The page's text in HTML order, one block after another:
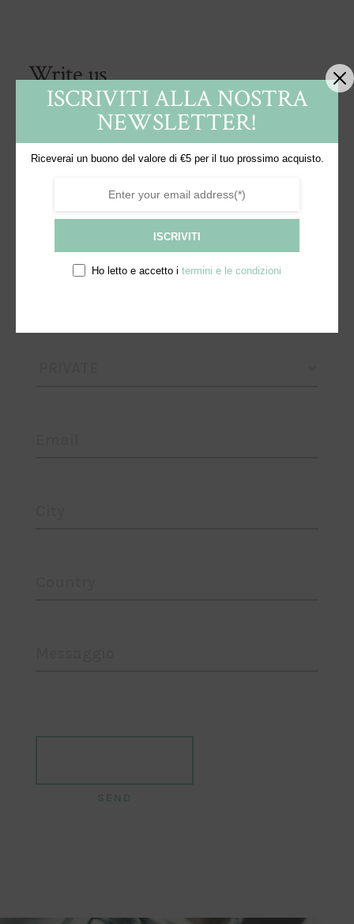
Write us
ISCRIVITI ALLA NOSTRA
NEWSLETTER!
Riceverai un buono del valore di €5 per il tuo prossimo acquisto.
ISCRIVITI
Ho letto e accetto i termini e le condizioni